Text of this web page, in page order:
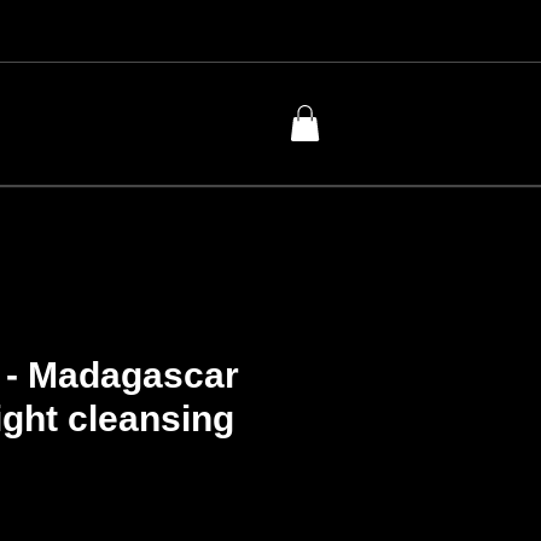
Madagascar
cleansing